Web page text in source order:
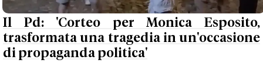
Il Pd: 'Corteo per Monica Esposito,
trasformata una tragedia in un'occasione
di propaganda politica'